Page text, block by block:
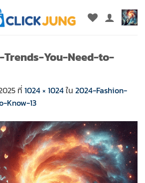
You-Need-to-
ที่ 1024 × 1024ใน 2024-Fashion-
Know-13